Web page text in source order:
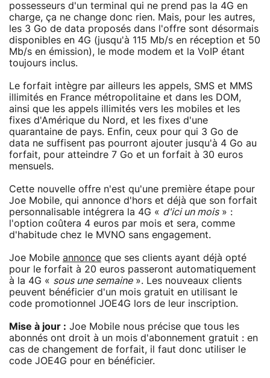
possesseurs d'un terminal qui ne prend pas la 4G en
charge, ça ne change donc rien. Mais, pour les autres,
les 3 Go de data proposés dans l'offre sont désormais
disponibles en 4G (jusqu'à 115 Mb/s en réception et 50
Mb/s en émission), le mode modem et la VoIP étant
toujours inclus.
Le forfait intègre par ailleurs les appels, SMS et MMS
illimités en France métropolitaine et dans les DOM,
ainsi que les appels illimités vers les mobiles et les
fixes d'Amérique du Nord, et les fixes d'une
quarantaine de pays. Enfin, ceux pour qui 3 Go de
data ne suffisent pas pourront ajouter jusqu'à 4 Go au
forfait, pour atteindre 7 Go et un forfait à 30 euros
mensuels.
Cette nouvelle offre n'est qu'une première étape pour
Joe Mobile, qui annonce d'hors et déjà que son forfait
personnalisable intégrera la 4G « d'ici un mois» :
l'option coûtera 4 euros par mois et sera, comme
d'habitude chez le MVNO sans engagement.
Joe Mobile annonce que ses clients ayant déjà opté
pour le forfait à 20 euros passeront automatiquement
à la 4G « sous une semaine». Les nouveaux clients
peuvent bénéficier d'un mois gratuit en utilisant le
code promotionnel JOE4G lors de leur inscription.
Mise à jour : Joe Mobile nous précise que tous les
abonnés ont droit à un mois d'abonnement gratuit : en
cas de changement de forfait, il faut donc utiliser le
code JOE4G pour en bénéficier.